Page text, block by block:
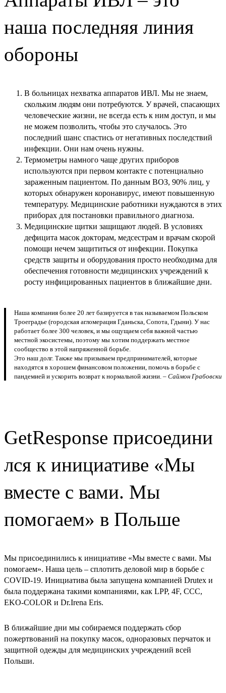
наша последняя линия
обороны
В больницах нехватка аппаратов ИВЛ. Мы не знаем,
скольким людям они потребуются. У врачей, спасающих
человеческие жизни, не всегда есть к ним доступ, и мы
не можем позволить, чтобы это случалось. Это
последний шанс спастись от негативных последствий
инфекции. Они нам очень нужны.
Термометры намного чаще других приборов
используются при первом контакте с потенциально
зараженным пациентом. По данным ВОЗ, 90% лиц, у
которых обнаружен коронавирус, имеют повышенную
температуру. Медицинские работники нуждаются в этих
приборах для постановки правильного диагноза.
Медицинские щитки защищают людей. В условиях
дефицита масок докторам, медсестрам и врачам скорой
помощи нечем защититься от инфекции. Покупка
средств защиты и оборудования просто необходима для
обеспечения готовности медицинских учреждений к
росту инфицированных пациентов в ближайшие дни.
Наша компания более 20 лет базируется в так называемом Польском
Троеградье (городская агломерация Гданьска, Сопота, Гдыни). У нас
работает более 300 человек, и мы ощущаем себя важной частью
местной экосистемы, поэтому мы хотим поддержать местное
сообщество в этой напряженной борьбе.
Это наш долг. Также мы призываем предпринимателей, которые
находятся в хорошем финансовом положении, помочь в борьбе с
пандемией и ускорить возврат к нормальной жизни. – Саймон Грабовски
GetResponse присоедини
лся к инициативе «Мы
вместе с вами. Мы
помогаем» в Польше
Мы присоединились к инициативе «Мы вместе с вами. Мы
помогаем». Наша цель – сплотить деловой мир в борьбе с
COVID-19. Инициатива была запущена компанией Drutex и
была поддержана такими компаниями, как LPP, 4F, CCC,
EKO-COLOR и Dr.Irena Eris.
В ближайшие дни мы собираемся поддержать сбор
пожертвований на покупку масок, одноразовых перчаток и
защитной одежды для медицинских учреждений всей
Польши.